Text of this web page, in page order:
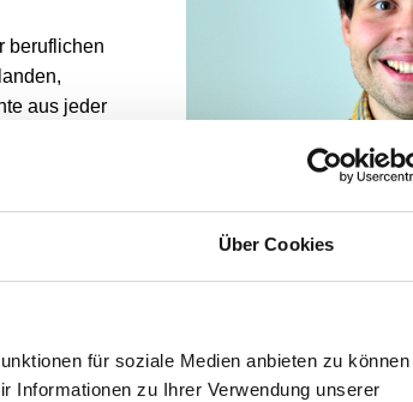
Über Cookies
für soziale Medien anbieten zu können
Informationen zu Ihrer Verwendung unserer
beruflichen
aus jeder
in